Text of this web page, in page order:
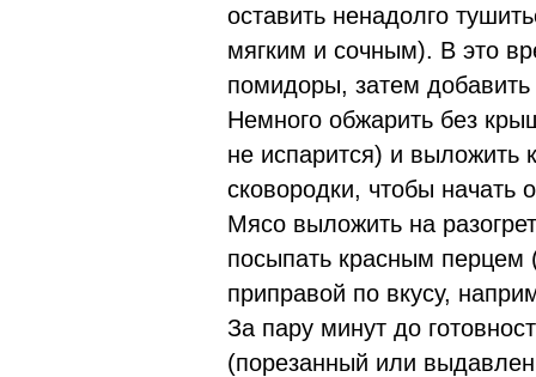
оставить ненадолго
мягким и сочным). В это
помидоры, затем
Немного обжарить без
не испарится) и выложить
сковородки, чтобы начать
Мясо выложить на
посыпать красным перцем
приправой по вкусу,
За пару минут до
(порезанный или